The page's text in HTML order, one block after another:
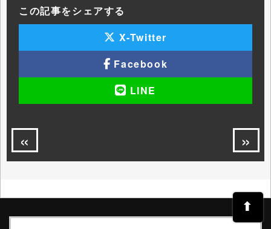
この記事をシェアする
X-Twitter
Facebook
LINE
« »
⬆︎